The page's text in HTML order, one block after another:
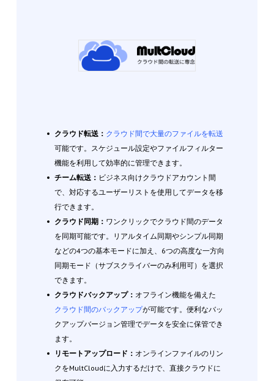
クラウド転送： クラウド間で大量のファイルを転送
可能です。スケジュール設定やファイルフィルター
機能を利用して効率的に管理できます。
チーム転送： ビジネス向けクラウドアカウント間
で、対応するユーザーリストを使用してデータを移
行できます。
クラウド同期： ワンクリックでクラウド間のデータ
を同期可能です。リアルタイム同期やシンプル同期
などの4つの基本モードに加え、6つの高度な一方向
同期モード（サブスクライバーのみ利用可）を選択
できます。
クラウドバックアップ： オフライン機能を備えた
クラウド間のバックアップが可能です。便利なバッ
クアップバージョン管理でデータを安全に保管でき
ます。
リモートアップロード： オンラインファイルのリン
クをMultCloudに入力するだけで、直接クラウドに